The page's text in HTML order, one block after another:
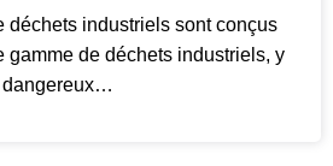
déchets industriels sont conçus
gamme de déchets industriels, y
dangereux…